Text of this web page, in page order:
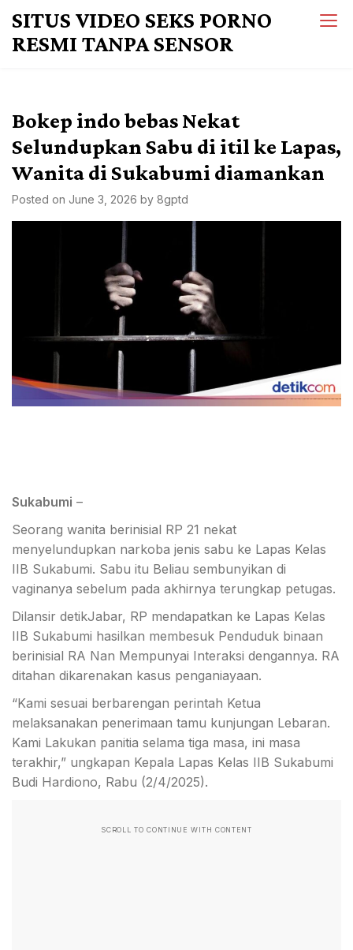
content
SITUS VIDEO SEKS PORNO
RESMI TANPA SENSOR
Bokep indo bebas Nekat
Selundupkan Sabu di itil ke Lapas,
Wanita di Sukabumi diamankan
Posted on June 3, 2026 by 8gptd
Sukabumi –
Seorang wanita berinisial RP 21 nekat
menyelundupkan narkoba jenis sabu ke Lapas Kelas
IIB Sukabumi. Sabu itu Beliau sembunyikan di
vaginanya sebelum pada akhirnya terungkap petugas.
Dilansir detikJabar, RP mendapatkan ke Lapas Kelas
IIB Sukabumi hasilkan membesuk Penduduk binaan
berinisial RA Nan Mempunyai Interaksi dengannya. RA
ditahan dikarenakan kasus penganiayaan.
“Kami sesuai berbarengan perintah Ketua
melaksanakan penerimaan tamu kunjungan Lebaran.
Kami Lakukan panitia selama tiga masa, ini masa
terakhir,” ungkapan Kepala Lapas Kelas IIB Sukabumi
Budi Hardiono, Rabu (2/4/2025).
SCROLL TO CONTINUE WITH CONTENT